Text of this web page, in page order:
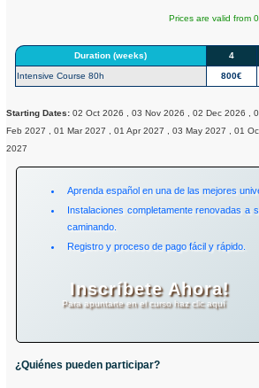
Prices are valid from
Duration (weeks) 4
Intensive Course 80h 800€
Starting Dates:02 Oct 2026 , 03 Nov 2026 , 02 Dec 2026 ,
Feb 2027 , 01 Mar 2027 , 01 Apr 2027 , 03 May 2027 , 01
2027
Aprenda español en una de las mejores
Instalaciones completamente renovadas a
caminando.
Registro y proceso de pago fácil y rápido.
Inscríbete Ahora!
Para apuntarte en el curso haz clic aquí
¿Quiénes pueden participar?